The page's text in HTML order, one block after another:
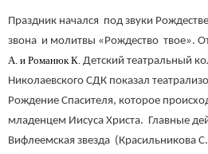
Праздник начался под звуки
звона и молитвы «Рождество твое».
А. и Романюк К. Детский театральный
Николаевского СДК показал
Рождение Спасителя, которое
младенцем Иисуса Христа. Главные
Вифлеемская звезда (Красильникова